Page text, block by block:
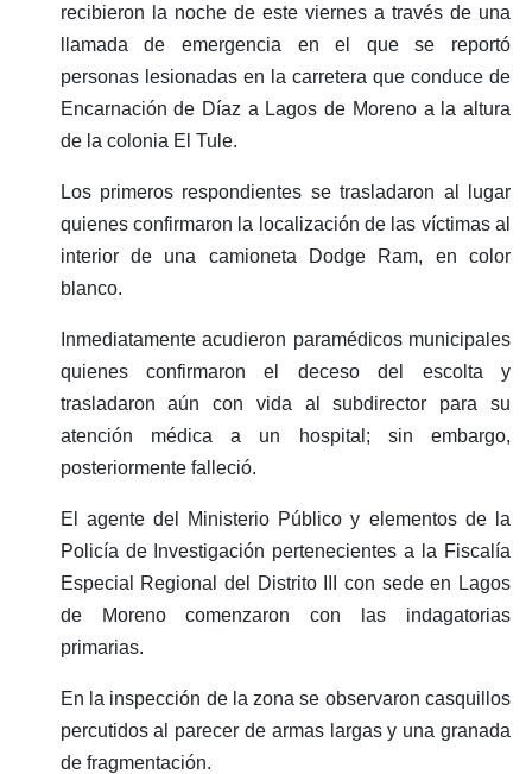
recibieron la noche de este viernes a través de una
llamada de emergencia en el que se reportó
personas lesionadas en la carretera que conduce de
Encarnación de Díaz a Lagos de Moreno a la altura
de la colonia El Tule.
Los primeros respondientes se trasladaron al lugar
quienes confirmaron la localización de las víctimas al
interior de una camioneta Dodge Ram, en color
blanco.
Inmediatamente acudieron paramédicos municipales
quienes confirmaron el deceso del escolta y
trasladaron aún con vida al subdirector para su
atención médica a un hospital; sin embargo,
posteriormente falleció.
El agente del Ministerio Público y elementos de la
Policía de Investigación pertenecientes a la Fiscalía
Especial Regional del Distrito III con sede en Lagos
de Moreno comenzaron con las indagatorias
primarias.
En la inspección de la zona se observaron casquillos
percutidos al parecer de armas largas y una granada
de fragmentación.